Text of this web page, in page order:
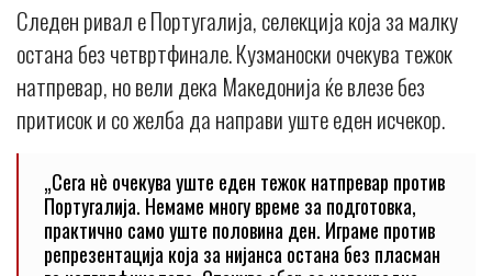
Следен ривал е Португалија, селекција која за малку
остана без четвртфинале. Кузманоски очекува тежок
натпревар, но вели дека Македонија ќе влезе без
притисок и со желба да направи уште еден исчекор.
„Сега нè очекува уште еден тежок натпревар против
Португалија. Немаме многу време за подготовка,
практично само уште половина ден. Играме против
репрезентација која за нијанса остана без пласман